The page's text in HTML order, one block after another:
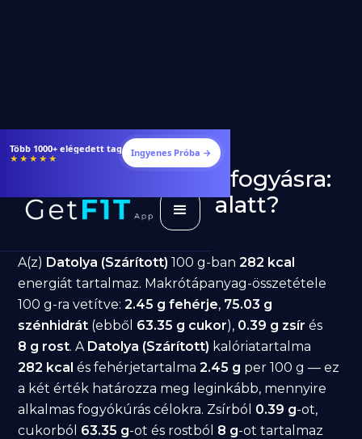
Étrendek, receptek és edzéstervek
★★★★★ Ingyenes Próba →
Datolya (Szárított) fogyásra:
jó választás diéta alatt?
A(z) Datolya (Szárított) 100 g-ban282 kcal
energiát tartalmaz. Makrótápanyag-összetétele
100 g-ra vetítve:2.45 g fehérje, 75.03 g
szénhidrát (ebből 63.35 g cukor), 0.39 g zsír és
8 g rost. A Datolya (Szárított) kalóriatartalma
282 kcal és fehérjetartalma2.45 g per 100 g — ez
a két érték határozza meg leginkább, mennyire
alkalmas fogyókúrás célokra. Zsírból 0.39 g-ot,
cukorból 63.35 g-ot és rostból 8 g-ot tartalmaz